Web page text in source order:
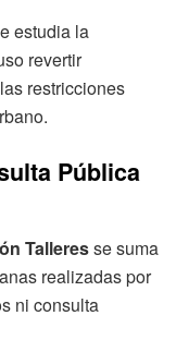
estudia la
revertir
restricciones
Pública
Talleresse suma
realizadas por
ni consulta